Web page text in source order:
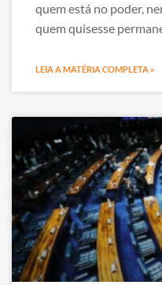
quem está no poder,
quem quisesse
LEIA A MATÉRIA COMPLETA »